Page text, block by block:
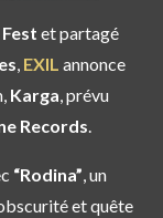
et partagé
, EXIL annonce
Karga, prévu
Records.
“Rodina”, un
et quête